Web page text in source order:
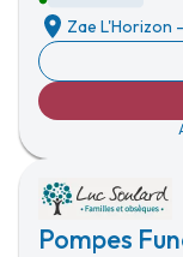
Zae L'Horizon -
Pompes